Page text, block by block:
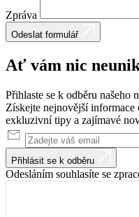
Zpráva
Odeslat formulář
Ať vám nic
Přihlaste se k odběru našeho
Získejte nejnovější
exkluzivní tipy a zajímavé
Přihlásit se k odběru
Odesláním souhlasíte se